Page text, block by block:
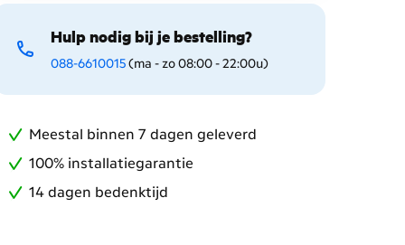
Hulp nodig bij je bestelling?
088-6610015(ma - zo 08:00 - 22:00u)
Meestal binnen 7 dagen geleverd
100% installatiegarantie
14 dagen bedenktijd